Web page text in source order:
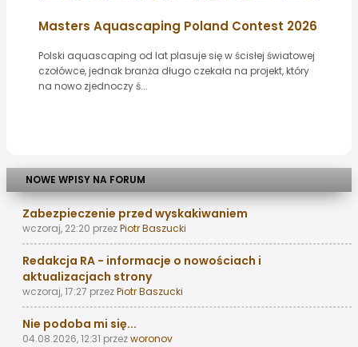
Masters Aquascaping Poland Contest 2026
Polski aquascaping od lat plasuje się w ścisłej światowej
czołówce, jednak branża długo czekała na projekt, który
na nowo zjednoczy ś...
NOWE WPISY NA FORUM
Zabezpieczenie przed wyskakiwaniem
wczoraj, 22:20 przezPiotr Baszucki
Redakcja RA - informacje o nowościach i
aktualizacjach strony
wczoraj, 17:27 przezPiotr Baszucki
Nie podoba mi się...
04.08.2026, 12:31 przezworonov